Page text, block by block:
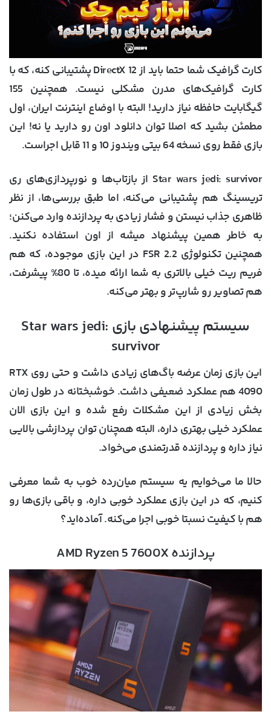
کارت گرافیک شما حتما باید از DirectX 12 پشتیبانی کنه، که با
کارت گرافیک‌های مدرن مشکلی نیست. همچنین 155
گیگابایت حافظه نیاز دارید! البته با اوضاع اینترنت ایران، اول
مطمئن بشید که اصلا توان دانلود اون رو دارید یا نه! این
بازی فقط روی نسخه 64 بیتی ویندوز 10 و 11 قابل اجراست.
Star wars jedi: survivor از بازتاب‌ها و نورپردازی‌های ری
تریسینگ هم پشتیبانی می‌کنه، اما طبق بررسی‌ها، از نظر
ظاهری جذاب نیستن و فشار زیادی به پردازنده وارد می‌کنن؛
به خاطر همین پیشنهاد میشه از اون استفاده نکنید.
همچنین تکنولوژی FSR 2.2 در این بازی موجوده، که هم
فریم ریت خیلی بالاتری به شما ارائه میده، تا 80% پیشرفت،
هم تصاویر رو شارپ‌تر و بهتر می‌کنه.
سیستم پیشنهادی بازی Star wars jedi:
survivor
این بازی زمان عرضه باگ‌های زیادی داشت و حتی روی RTX
4090 هم عملکرد ضعیفی داشت. خوشبختانه در طول زمان
بخش زیادی از این مشکلات رفع شده و این بازی الان
عملکرد خیلی بهتری داره، البته همچنان توان پردازشی بالایی
نیاز داره و پردازنده قدرتمندی می‌خواد.
حالا ما می‌خوایم یه سیستم میان‌رده خوب به شما معرفی
کنیم، که در این بازی عملکرد خوبی داره، و باقی بازی‌ها رو
هم با کیفیت نسبتا خوبی اجرا می‌کنه. آماده‌اید؟
پردازنده AMD Ryzen 5 7600X